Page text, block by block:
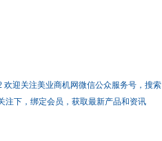
欢迎关注美业商机网微信公众服务号，搜索
注下，绑定会员，获取最新产品和资讯